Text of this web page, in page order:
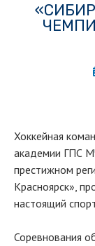
Хоккейная
академии ГПС
престижном
Красноярск»,
настоящий
Соревнования